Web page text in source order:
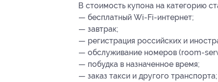
В стоимость купона на категорию
— бесплатный Wi-Fi-интернет;
— завтрак;
— регистрация российских и
— обслуживание номеров (room-
— побудка в назначенное время;
— заказ такси и другого транспорта;